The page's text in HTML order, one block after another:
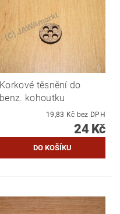
Korkové těsnění do
benz. kohoutku
19,83 Kč bez DPH
24 Kč